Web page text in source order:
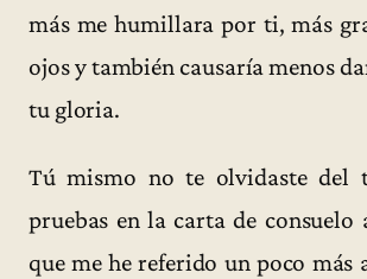
más me humillara por ti, más
ojos y también causaría menos
tu gloria.
Tú mismo no te olvidaste del
pruebas en la carta de
que me he referido un poco más